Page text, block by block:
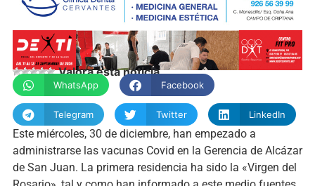
Valora esta noticia
WhatsApp Facebook
Telegram Twitter LinkedIn
Este miércoles, 30 de diciembre, han empezado a
administrarse las vacunas Covid en la Gerencia de Alcázar
de San Juan. La primera residencia ha sido la «Virgen del